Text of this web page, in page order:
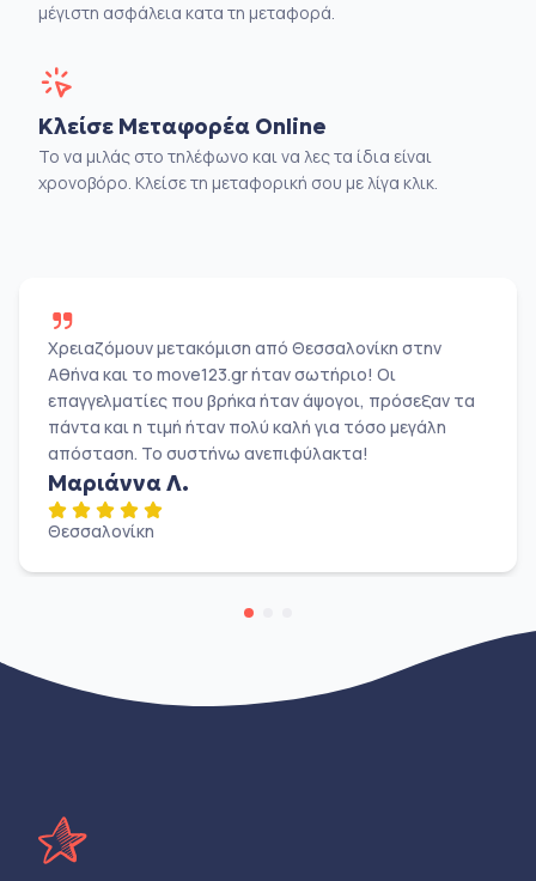
μέγιστη ασφάλεια κατα τη μεταφορά.
Κλείσε Μεταφορέα Online
Το να μιλάς στο τηλέφωνο και να λες τα ίδια είναι
χρονοβόρο. Κλείσε τη μεταφορική σου με λίγα κλικ.
Χρειαζόμουν μετακόμιση από Θεσσαλονίκη στην
Αθήνα και το move123.gr ήταν σωτήριο! Οι
επαγγελματίες που βρήκα ήταν άψογοι, πρόσεξαν τα
πάντα και η τιμή ήταν πολύ καλή για τόσο μεγάλη
απόσταση. Το συστήνω ανεπιφύλακτα!
Μαριάννα Λ.
Θεσσαλονίκη